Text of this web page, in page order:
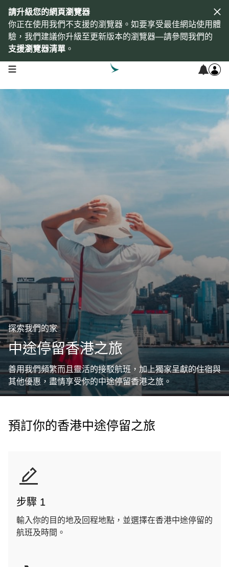
請升級您的網頁瀏覽器
你正在使用我們不支援的瀏覽器。如要享受最佳網站使用體
驗，我們建議你升級至更新版本的瀏覽器—請參閱我們的
支援瀏覽器清單 。
open navigation menu
探索我們的家
中途停留香港之旅
善用我們頻繁而且靈活的接駁航班，加上獨家呈獻的住宿與
其他優惠，盡情享受你的中途停留香港之旅。
預訂你的香港中途停留之旅
步驟 1
輸入你的目的地及回程地點，並選擇在香港中途停留的
航班及時間。